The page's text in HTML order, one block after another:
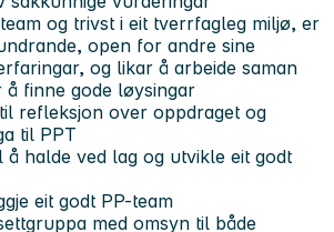
og trivst i eit tverrfagleg miljø, er
open for andre sine
og likar å arbeide saman
å finne gode løysingar
refleksjon over oppdraget og
til PPT
å halde ved lag og utvikle eit godt
eit godt PP-team
med omsyn til både